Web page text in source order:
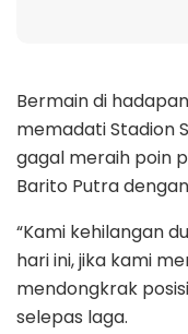
Bermain di
memadati Stadion
gagal meraih poin
Barito Putra
“Kami kehilangan
hari ini, jika kami
mendongkrak
selepas laga.